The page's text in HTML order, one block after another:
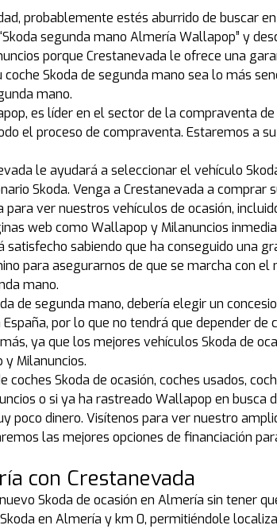
probablemente estés aburrido de buscar en
segunda mano Almería Wallapop” y
porque Crestanevada le ofrece una
Skoda de segunda mano sea lo más
mano.
es líder en el sector de la compraventa
el proceso de compraventa. Estaremos a
le ayudará a seleccionar el vehículo
Skoda. Venga a Crestanevada a comprar
ver nuestros vehículos de ocasión,
web como Wallapop y Milanuncios
sabiendo que ha conseguido una
para asegurarnos de que se marcha con
mano.
de segunda mano, debería elegir un
por lo que no tendrá que depender
ya que los mejores vehículos Skoda de
Milanuncios.
Skoda de ocasión, coches usados,
o si ya ha rastreado Wallapop en busca
poco dinero. Visítenos para ver nuestro
las mejores opciones de financiación
con Crestanevada
Skoda de ocasión en Almería sin tener
en Almería y km 0, permitiéndole